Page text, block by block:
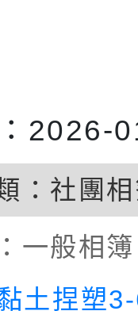
2026-
： 社團
一般相簿
土捏塑